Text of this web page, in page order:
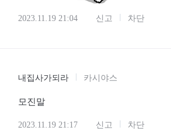
2023.11.19 21:04 신고 차단
내집사가되라 카시야스
모진말
2023.11.19 21:17 신고 차단